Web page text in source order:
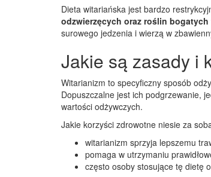
Dieta witariańska jest bardzo
odzwierzęcych oraz roślin bogatych
surowego jedzenia i wierzą w
Jakie są zasady i
Witarianizm to specyficzny sposób
Dopuszczalne jest ich podgrzewanie,
wartości odżywczych.
Jakie korzyści zdrowotne niesie za
witarianizm sprzyja lepszemu
pomaga w utrzymaniu
często osoby stosujące tę dietę